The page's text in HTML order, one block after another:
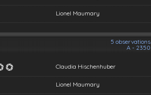
Lionel Maumary
5 observations
A - 2350
Claudia Hischenhuber
Lionel Maumary